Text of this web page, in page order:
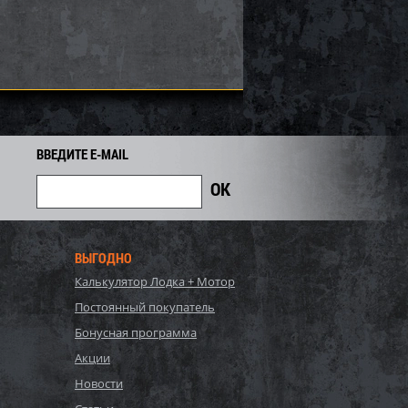
24 385 i
Экономия
28 346i
Экономия
SOLAS ST-CD-15/20
Экономия
Импеллер SOLAS SX4-TP-13/16
76 550 71 192
5 358 Экономия
ВВЕДИТЕ E-MAIL
ВЫГОДНО
Калькулятор Лодка + Мотор
Постоянный покупатель
Бонусная программа
Акции
Новости